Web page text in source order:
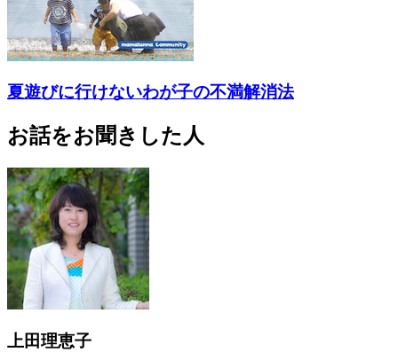
夏遊びに行けないわが子の不満解消法
お話をお聞きした人
上田理恵子